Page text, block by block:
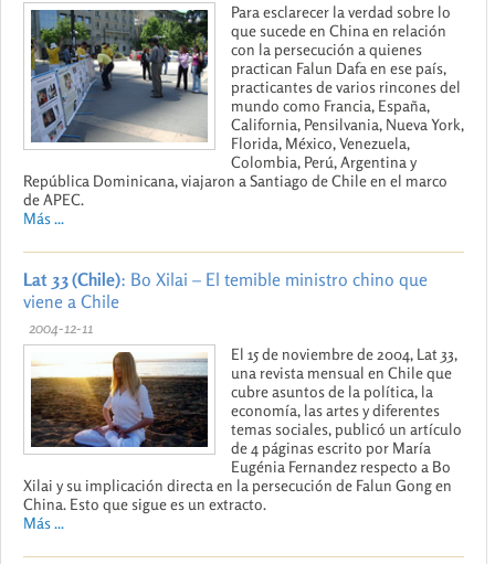
Para esclarecer la verdad sobre lo
que sucede en China en relación
con la persecución a quienes
practican Falun Dafa en ese país,
practicantes de varios rincones del
mundo como Francia, España,
California, Pensilvania, Nueva York,
Florida, México, Venezuela,
Colombia, Perú, Argentina y
República Dominicana, viajaron a Santiago de Chile en el marco
de APEC.
Más ...
Lat 33 (Chile): Bo Xilai – El temible ministro chino que
viene a Chile
2004-12-11
El 15 de noviembre de 2004, Lat 33,
una revista mensual en Chile que
cubre asuntos de la política, la
economía, las artes y diferentes
temas sociales, publicó un artículo
de 4 páginas escrito por María
Eugénia Fernandez respecto a Bo
Xilai y su implicación directa en la persecución de Falun Gong en
China. Esto que sigue es un extracto.
Más ...